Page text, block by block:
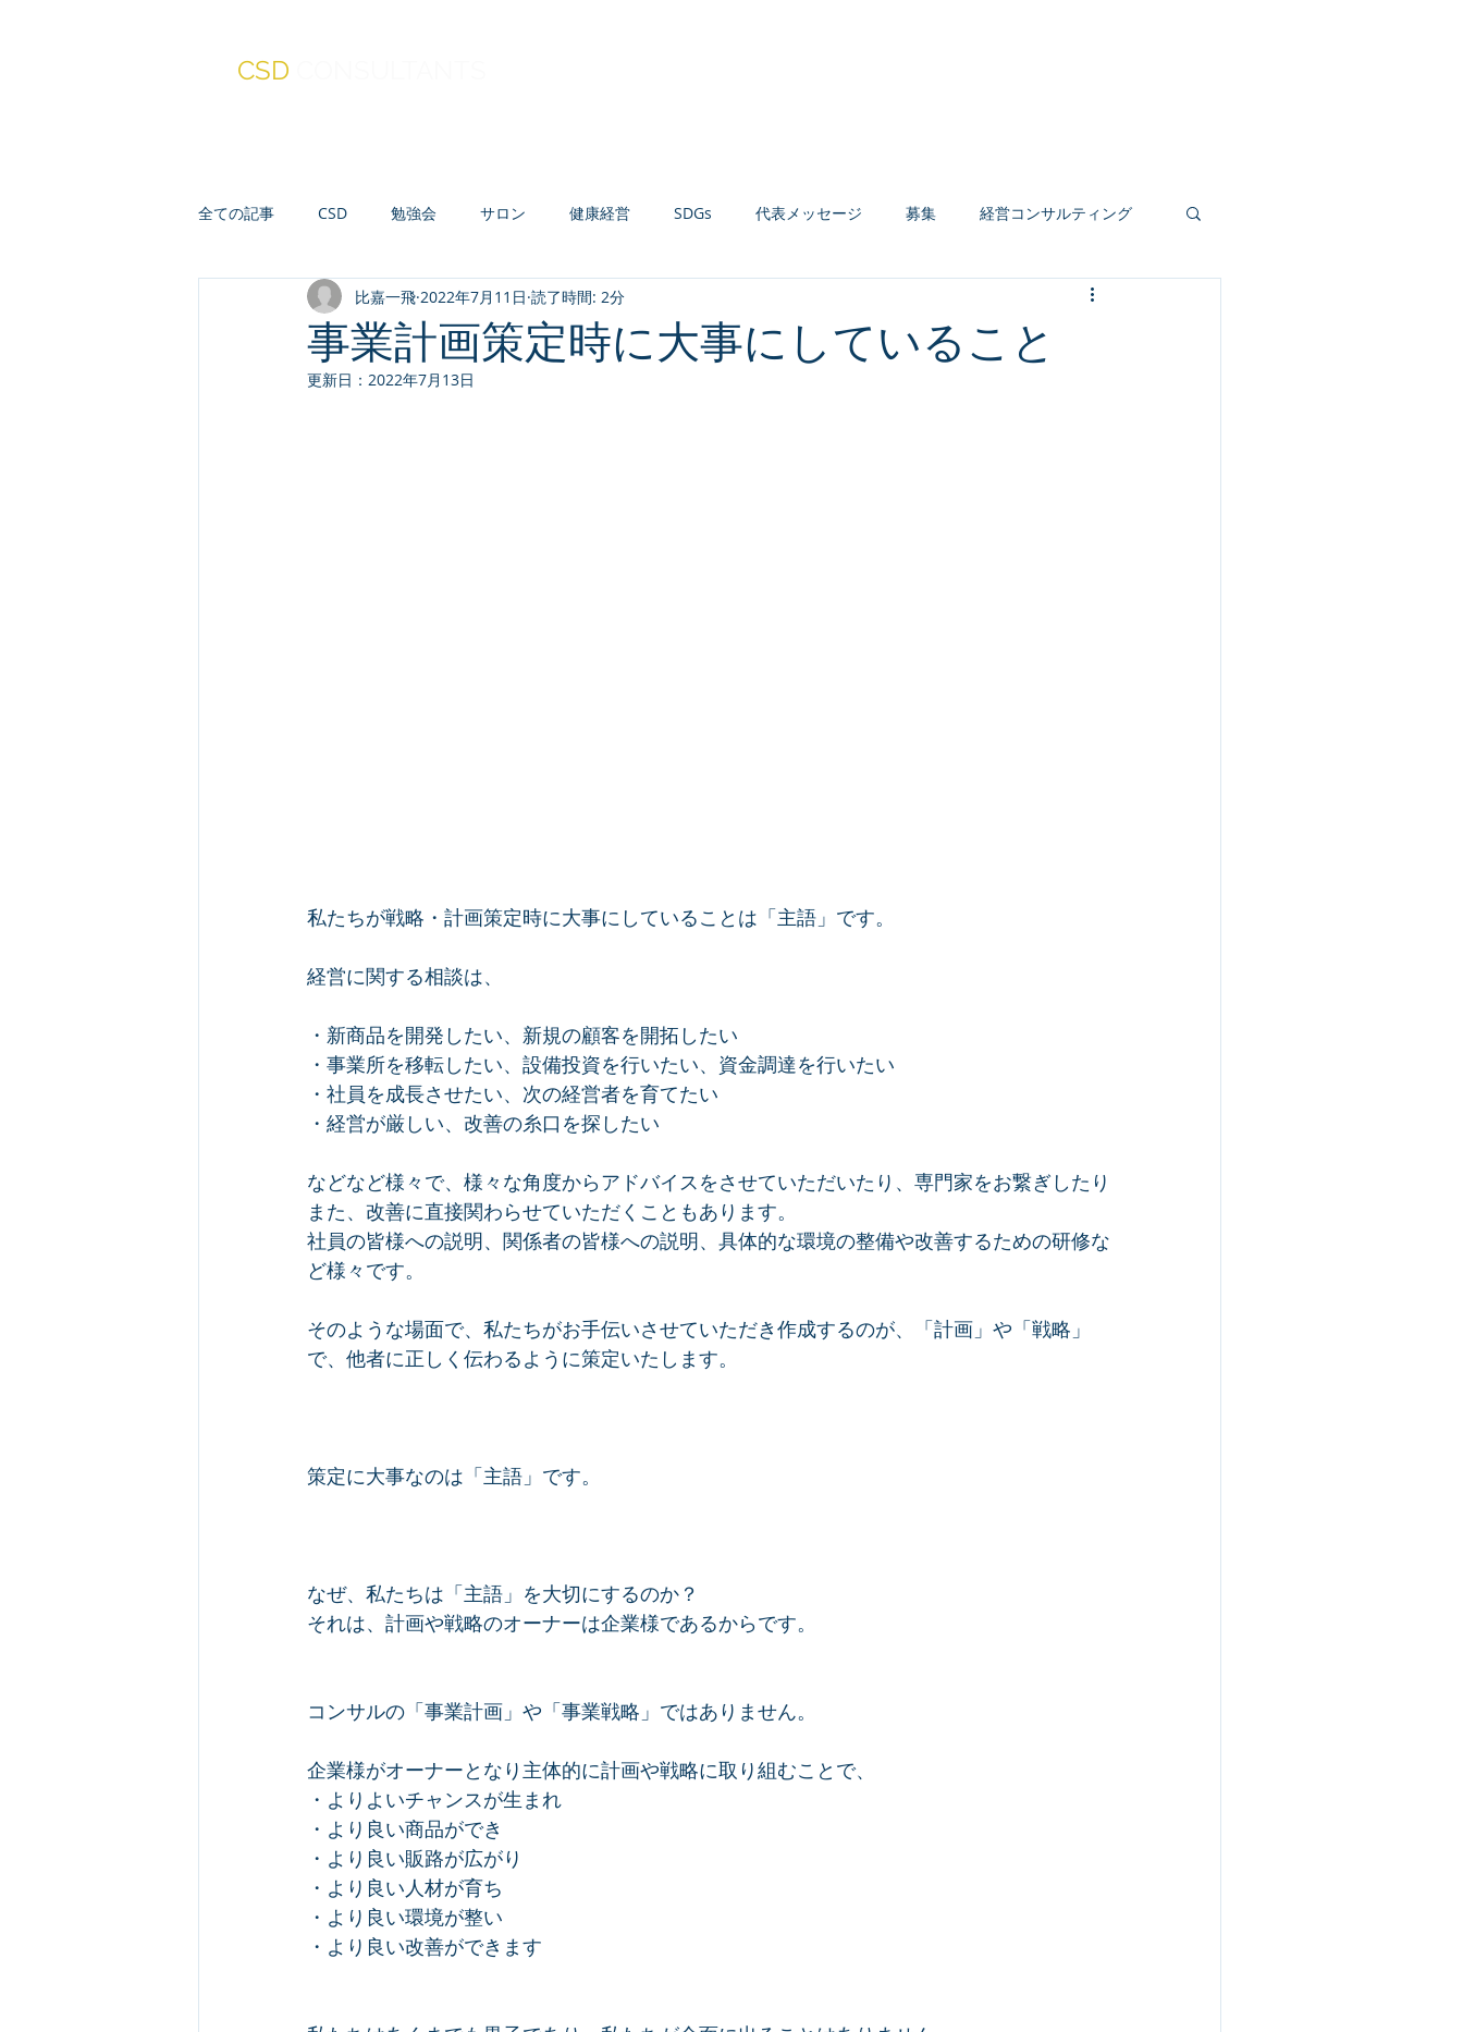
CSD
全ての記事 CSD 勉強会 サロン 健康経営 SDGs 代表メッセージ 募集 経営コンサルティング
真・報連相 セミナー 人材育成 組織活性化 人事評価制度
会計・財務・ファイナンス
事業計画策定時に大事にしていること
比嘉一飛 2022年7月11日 読了時間: 2分
更新日： 2022年7月13日
私たちが戦略・計画策定時に大事にしていることは「主語」です。
経営に関する相談は、
・新商品を開発したい、新規の顧客を開拓したい
・事業所を移転したい、設備投資を行いたい、資金調達を行いたい
・社員を成長させたい、次の経営者を育てたい
・経営が厳しい、改善の糸口を探したい
などなど様々で、様々な角度からアドバイスをさせていただいたり、専門家をお繋ぎしたり
また、改善に直接関わらせていただくこともあります。
社員の皆様への説明、関係者の皆様への説明、具体的な環境の整備や改善するための研修な
ど様々です。
そのような場面で、私たちがお手伝いさせていただき作成するのが、「計画」や「戦略」
で、他者に正しく伝わるように策定いたします。
策定に大事なのは「主語」です。
なぜ、私たちは「主語」を大切にするのか？
それは、計画や戦略のオーナーは企業様であるからです。
コンサルの「事業計画」や「事業戦略」ではありません。
企業様がオーナーとなり主体的に計画や戦略に取り組むことで、
・よりよいチャンスが生まれ
・より良い商品ができ
・より良い販路が広がり
・より良い人材が育ち
・より良い環境が整い
・より良い改善ができます